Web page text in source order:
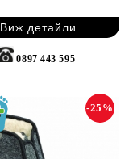
Виж детайли
0897 443 595
-25%